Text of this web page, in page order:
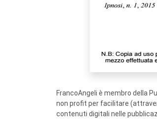
FrancoAngeli è membro della
non profit per facilitare
contenuti digitali nelle